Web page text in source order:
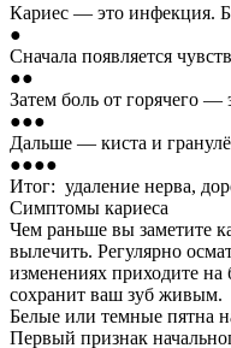
Кариес — это инфекция.
●
Сначала появляется
●●
Затем боль от горячего —
●●●
Дальше — киста и
●●●●
Итог: удаление нерва,
Симптомы кариеса
Чем раньше вы заметите
вылечить. Регулярно
изменениях приходите
сохранит ваш зуб живым.
Белые или темные пятна
Первый признак